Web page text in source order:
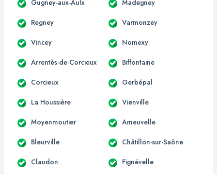
Gugney-aux-Aulx Madegney
Regney Varmonzey
Vincey Nomexy
Arrentès-de-Corcieux Biffontaine
Corcieux Gerbépal
La Houssière Vienville
Moyenmoutier Ameuvelle
Bleurville Châtillon-sur-Saône
Claudon Fignévelle